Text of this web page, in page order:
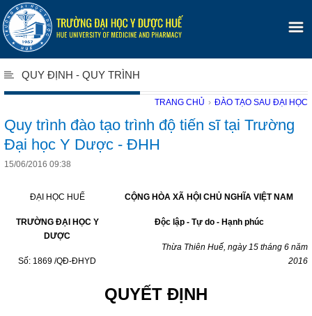
QUY ĐỊNH - QUY TRÌNH
TRANG CHỦ › ĐÀO TẠO SAU ĐẠI HỌC
Quy trình đào tạo trình độ tiến sĩ tại Trường
Đại học Y Dược - ĐHH
15/06/2016 09:38
ĐẠI HỌC HUẾ
TRƯỜNG ĐẠI HỌC Y
DƯỢC
Số: 1869 /QĐ-ĐHYD
CỘNG HÒA XÃ HỘI CHỦ NGHĨA VIỆT NAM
Độc lập - Tự do - Hạnh phúc
Thừa Thiên Huế, ngày 15 tháng 6 năm
2016
QUYẾT ĐỊNH